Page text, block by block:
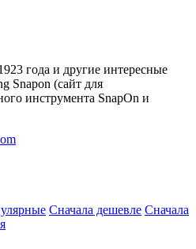
года и другие интересные
Snapon (сайт для
инструмента SnapOn и
Сначала дешевле Сначала